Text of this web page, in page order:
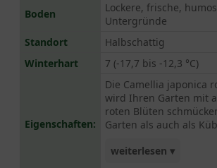
Boden
Lockere, frische,
Untergründe
Standort
Halbschattig
Winterhart
7 (-17,7 bis -12,3 °C)
Eigenschaften:
Die Camellia japonica
wird Ihren Garten mit
roten Blüten
Garten als auch als
weiterlesen ▾